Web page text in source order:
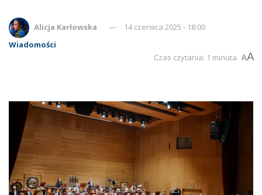
Alicja Karłowska
14 czerwca 2025 - 18:00
Wiadomości
Czas czytania: 1 minuta AA